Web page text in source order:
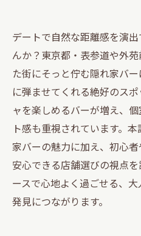
デートで自然な距離感を演
んか？東京都・表参道や外
た街にそっと佇む隠れ家バ
に弾ませてくれる絶好のス
ャを楽しめるバーが増え、
ト感も重視されています。
家バーの魅力に加え、初心
安心できる店舗選びの視点
ースで心地よく過ごせる、
発見につながります。